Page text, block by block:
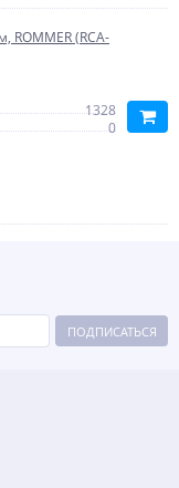
ROMMER (RCA-
1328
0
ПОДПИСАТЬСЯ